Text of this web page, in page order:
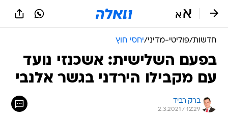
חדשות/פוליטי-מדיני/יחסי חוץ
בפעם השלישית: אשכנזי נועד
עם מקבילו הירדני בגשר אלנבי
ברק רביד
2.3.2021 / 12:29